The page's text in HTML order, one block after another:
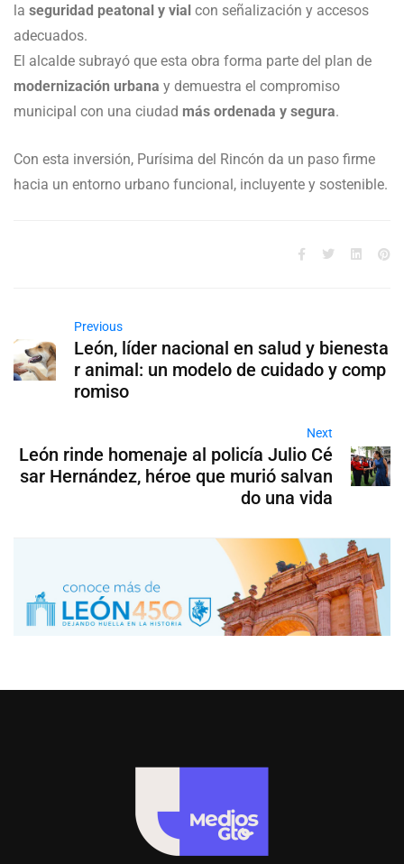
la seguridad peatonal y vial con señalización y accesos
adecuados.
El alcalde subrayó que esta obra forma parte del plan de
modernización urbana y demuestra el compromiso
municipal con una ciudad más ordenada y segura.
Con esta inversión, Purísima del Rincón da un paso firme
hacia un entorno urbano funcional, incluyente y sostenible.
Previous
León, líder nacional en salud y bienesta
r animal: un modelo de cuidado y comp
romiso
Next
León rinde homenaje al policía Julio Cé
sar Hernández, héroe que murió salvan
do una vida